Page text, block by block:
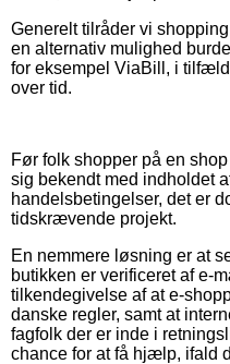
Generelt tilråder vi
en alternativ mulighed
for eksempel ViaBill, i
over tid.
Før folk shopper på en
sig bekendt med indholdet
handelsbetingelser, det er
tidskrævende projekt.
En nemmere løsning er at
butikken er verificeret af e-
tilkendegivelse af at e-
danske regler, samt at
fagfolk der er inde i
chance for at få hjælp, ifald